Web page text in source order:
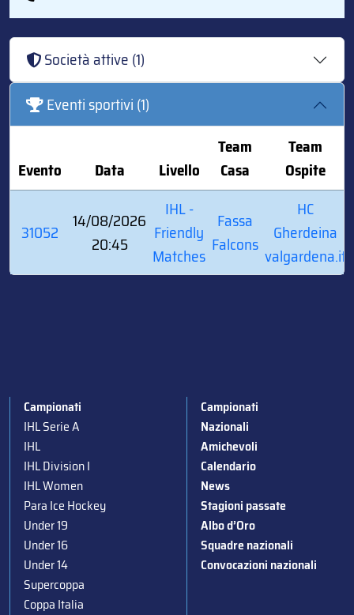
Società attive (1)
Eventi sportivi (1)
Evento Data Livello
Team
Casa
Team
Ospite
31052
14/08/2026
20:45
IHL -
Friendly
Matches
Fassa
Falcons
HC
Gherdeina
valgardena.it
Campionati
IHL Serie A
IHL
IHL Division I
IHL Women
Para Ice Hockey
Under 19
Under 16
Under 14
Supercoppa
Coppa Italia
Campionati
Nazionali
Amichevoli
Calendario
News
Stagioni passate
Albo d’Oro
Squadre nazionali
Convocazioni nazionali